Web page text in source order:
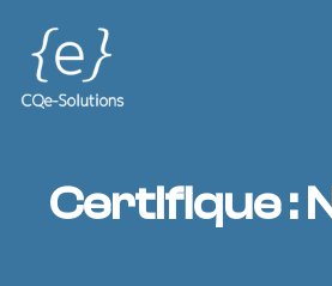
Certifique :